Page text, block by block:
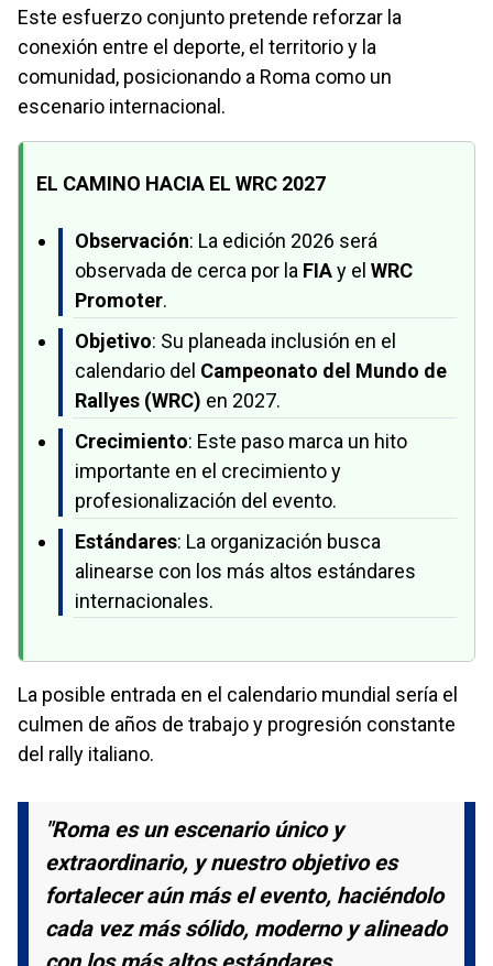
Este esfuerzo conjunto pretende reforzar la
conexión entre el deporte, el territorio y la
comunidad, posicionando a Roma como un
escenario internacional.
EL CAMINO HACIA EL WRC 2027
Observación: La edición 2026 será
observada de cerca por la FIAy el WRC
Promoter.
Objetivo: Su planeada inclusión en el
calendario del Campeonato del Mundo de
Rallyes (WRC) en 2027.
Crecimiento: Este paso marca un hito
importante en el crecimiento y
profesionalización del evento.
Estándares: La organización busca
alinearse con los más altos estándares
internacionales.
La posible entrada en el calendario mundial sería el
culmen de años de trabajo y progresión constante
del rally italiano.
"Roma es un escenario único y
extraordinario, y nuestro objetivo es
fortalecer aún más el evento, haciéndolo
cada vez más sólido, moderno y alineado